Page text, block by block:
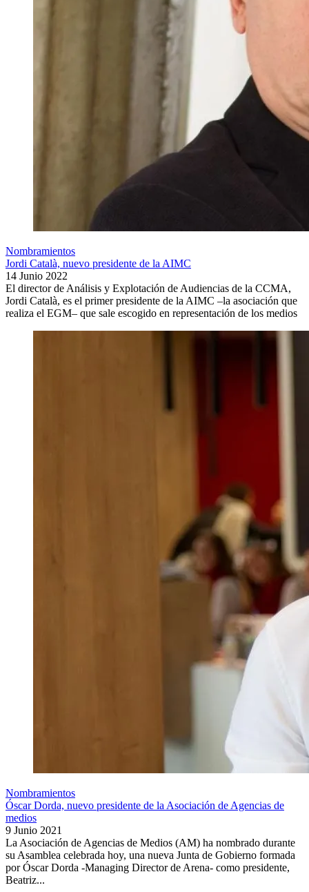
Nombramientos
Jordi Català, nuevo presidente de la AIMC
14 Junio 2022
El director de Análisis y Explotación de Audiencias de la CCMA,
Jordi Català, es el primer presidente de la AIMC –la asociación que
realiza el EGM– que sale escogido en representación de los medios
Nombramientos
Óscar Dorda, nuevo presidente de la Asociación de Agencias de
medios
9 Junio 2021
La Asociación de Agencias de Medios (AM) ha nombrado durante
su Asamblea celebrada hoy, una nueva Junta de Gobierno formada
por Óscar Dorda -Managing Director de Arena- como presidente,
Beatriz...